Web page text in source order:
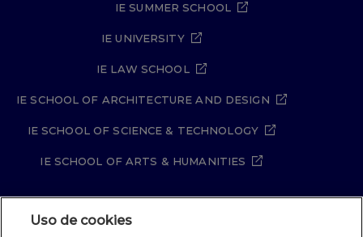
IE SUMMER SCHOOL
IE UNIVERSITY
IE LAW SCHOOL
IE SCHOOL OF ARCHITECTURE AND DESIGN
IE SCHOOL OF SCIENCE & TECHNOLOGY
IE SCHOOL OF ARTS & HUMANITIES
Aviso legal
Uso de cookies